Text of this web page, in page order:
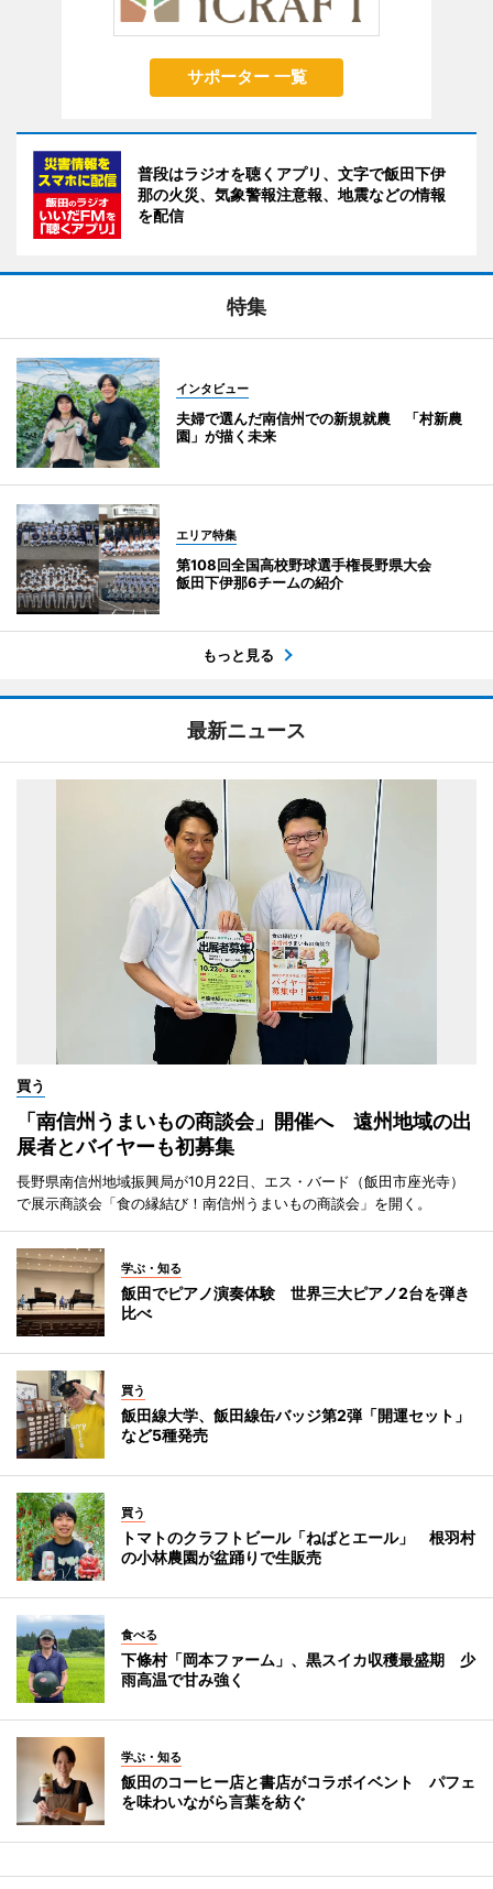
サポーター 一覧
普段はラジオを聴くアプリ、文字で飯田下伊
那の火災、気象警報注意報、地震などの情報
を配信
特集
インタビュー
夫婦で選んだ南信州での新規就農 「村新農
園」が描く未来
エリア特集
第108回全国高校野球選手権長野県大会
飯田下伊那6チームの紹介
もっと見る
最新ニュース
買う
「南信州うまいもの商談会」開催へ 遠州地域の出
展者とバイヤーも初募集
長野県南信州地域振興局が10月22日、エス・バード（飯田市座光寺）
で展示商談会「食の縁結び！南信州うまいもの商談会」を開く。
学ぶ・知る
飯田でピアノ演奏体験 世界三大ピアノ2台を弾き
比べ
買う
飯田線大学、飯田線缶バッジ第2弾「開運セット」
など5種発売
買う
トマトのクラフトビール「ねばとエール」 根羽村
の小林農園が盆踊りで生販売
食べる
下條村「岡本ファーム」、黒スイカ収穫最盛期 少
雨高温で甘み強く
学ぶ・知る
飯田のコーヒー店と書店がコラボイベント パフェ
を味わいながら言葉を紡ぐ